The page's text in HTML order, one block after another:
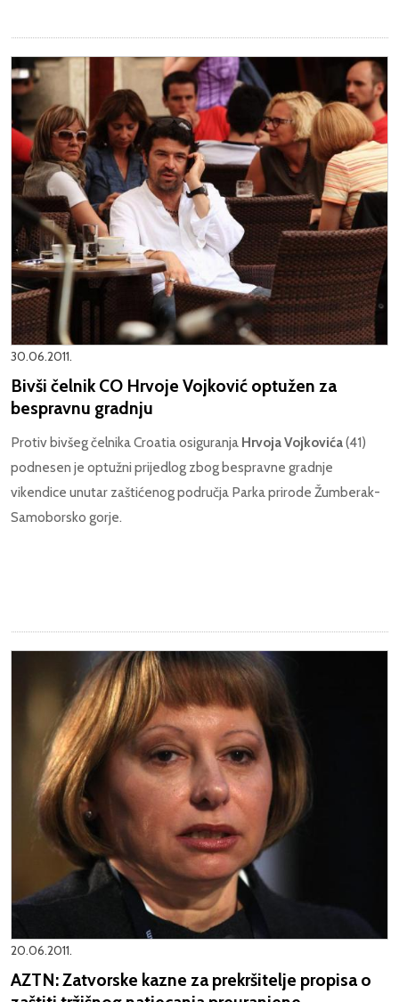
30.06.2011.
Bivši čelnik CO Hrvoje Vojković optužen za
bespravnu gradnju
Protiv bivšeg čelnika Croatia osiguranja Hrvoja Vojkovića(41)
podnesen je optužni prijedlog zbog bespravne gradnje
vikendice unutar zaštićenog područja Parka prirode Žumberak-
Samoborsko gorje.
20.06.2011.
AZTN: Zatvorske kazne za prekršitelje propisa o